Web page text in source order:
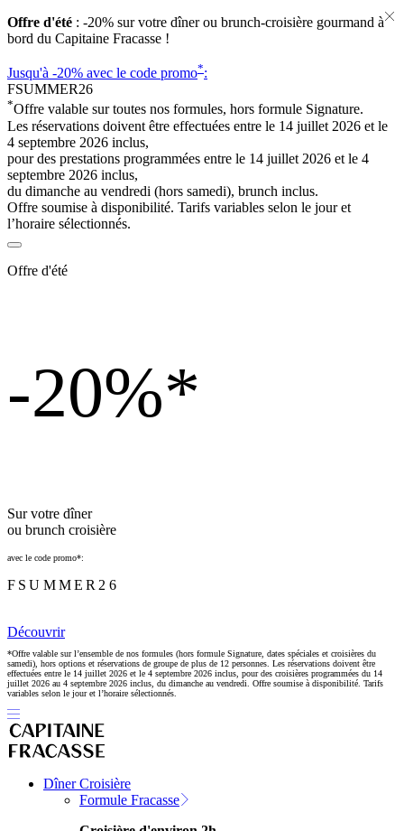
Offre d'été : -20% sur votre dîner ou brunch-croisière gourmand à
bord du Capitaine Fracasse !
Jusqu'à -20% avec le code promo*:
FSUMMER26
*Offre valable sur toutes nos formules, hors formule Signature.
Les réservations doivent être effectuées entre le 14 juillet 2026 et le
4 septembre 2026 inclus,
pour des prestations programmées entre le 14 juillet 2026 et le 4
septembre 2026 inclus,
du dimanche au vendredi (hors samedi), brunch inclus.
Offre soumise à disponibilité. Tarifs variables selon le jour et
l’horaire sélectionnés.
Offre d'été
-20%*
Sur votre dîner
ou brunch croisière
avec le code promo*:
FSUMMER26
Découvrir
*Offre valable sur l’ensemble de nos formules (hors formule Signature, dates spéciales et croisières du
samedi), hors options et réservations de groupe de plus de 12 personnes. Les réservations doivent être
effectuées entre le 14 juillet 2026 et le 4 septembre 2026 inclus, pour des croisières programmées du 14
juillet 2026 au 4 septembre 2026 inclus, du dimanche au vendredi. Offre soumise à disponibilité. Tarifs
variables selon le jour et l’horaire sélectionnés.
Dîner Croisière
Formule Fracasse